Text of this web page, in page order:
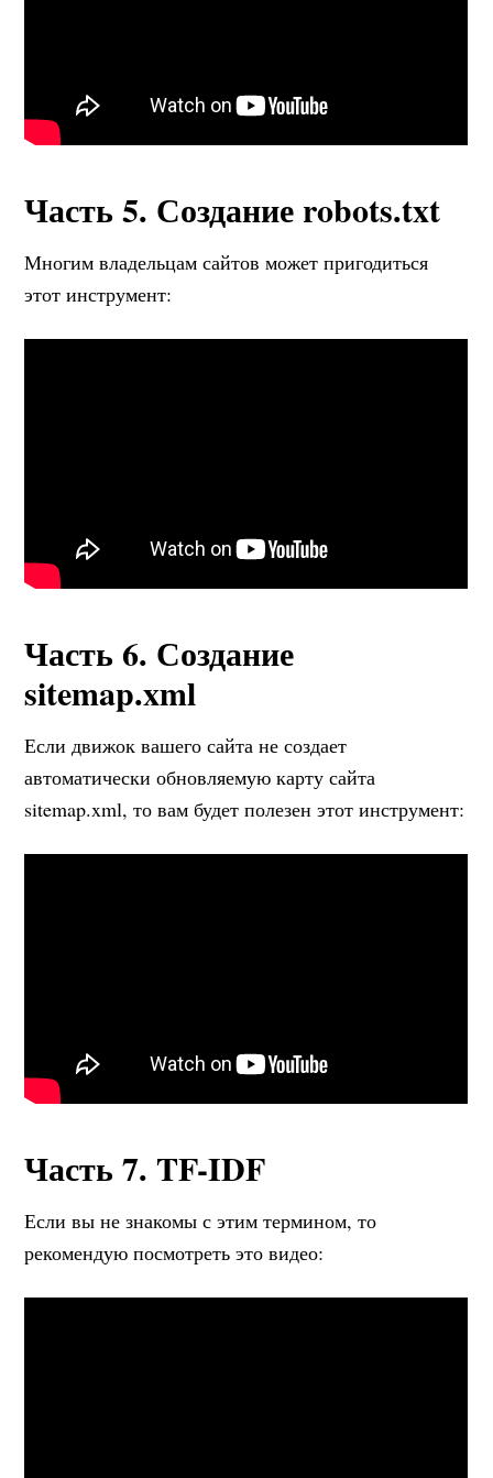
Часть 5. Создание robots.txt
Многим владельцам сайтов может пригодиться
этот инструмент:
Часть 6. Создание
sitemap.xml
Если движок вашего сайта не создает
автоматически обновляемую карту сайта
sitemap.xml, то вам будет полезен этот инструмент:
Часть 7. TF-IDF
Если вы не знакомы с этим термином, то
рекомендую посмотреть это видео: